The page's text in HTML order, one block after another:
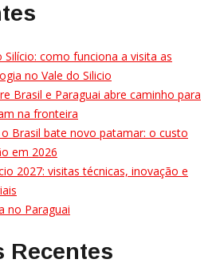
Silício: como funciona a visita as
no Vale do Silicio
Brasil e Paraguai abre caminho para
na fronteira
Brasil bate novo patamar: o custo
em 2026
2027: visitas técnicas, inovação e
no Paraguai
Recentes